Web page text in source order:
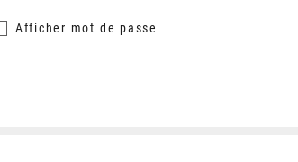
Afficher mot de passe